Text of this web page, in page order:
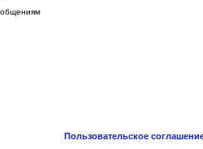
Пользовательское